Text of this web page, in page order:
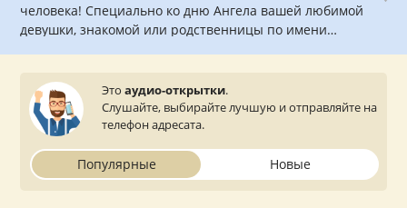
человека! Специально ко дню Ангела вашей любимой
девушки, знакомой или родственницы по имени
прослушать и отправить с сайта на мобильный
телефон.
Этоаудио-открытки.
Слушайте, выбирайте лучшую и отправляйте на
телефон адресата.
Популярные Новые